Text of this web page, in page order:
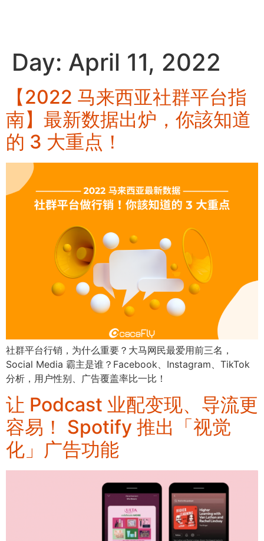
Day: April 11, 2022
【2022 马来西亚社群平台指
南】最新数据出炉，你該知道
的 3 大重点！
社群平台行销，为什么重要？大马网民最爱用前三名，
Social Media 霸主是谁？Facebook、Instagram、TikTok
分析，用户性别、广告覆盖率比一比！
让 Podcast 业配变现、导流更
容易！ Spotify 推出「视觉
化」广告功能